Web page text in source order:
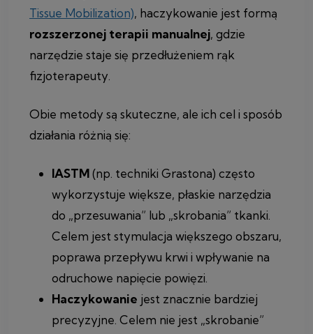
Tissue Mobilization), haczykowanie jest formą
rozszerzonej terapii manualnej, gdzie
narzędzie staje się przedłużeniem rąk
fizjoterapeuty.
Obie metody są skuteczne, ale ich cel i sposób
działania różnią się:
IASTM(np. techniki Grastona) często
wykorzystuje większe, płaskie narzędzia
do „przesuwania” lub „skrobania” tkanki.
Celem jest stymulacja większego obszaru,
poprawa przepływu krwi i wpływanie na
odruchowe napięcie powięzi.
Haczykowanie jest znacznie bardziej
precyzyjne. Celem nie jest „skrobanie”